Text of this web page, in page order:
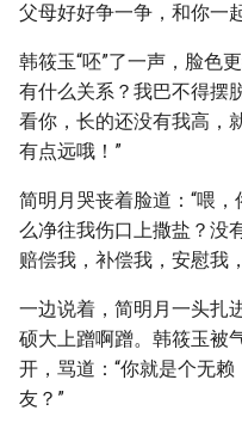
父母好好争一争，和你一
韩筱玉“呸”了一声，脸色
有什么关系？我巴不得摆
看你，长的还没有我高，
有点远哦！”
简明月哭丧着脸道：“喂
么净往我伤口上撒盐？没
赔偿我，补偿我，安慰我
一边说着，简明月一头扎
硕大上蹭啊蹭。韩筱玉被
开，骂道：“你就是个无
友？”